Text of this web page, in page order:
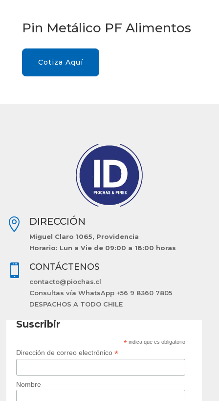
Pin Metálico PF Alimentos
Cotiza Aquí
 DIRECCIÓN
Miguel Claro 1065, Providencia
Horario: Lun a Vie de 09:00 a 18:00 horas
 CONTÁCTENOS
contacto@piochas.cl
Consultas vía WhatsApp +56 9 8360 7805
DESPACHOS A TODO CHILE
Suscribir
* indica que es obligatorio
Dirección de correo electrónico*
Nombre